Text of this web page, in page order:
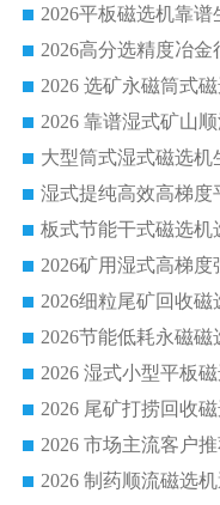
2026 尾矿打捞回收
2026 市场主流客户